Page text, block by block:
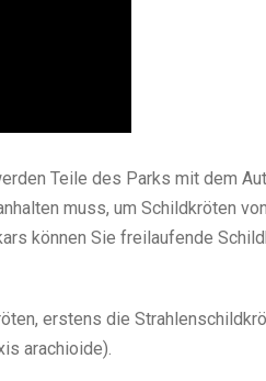
Teile des Parks mit dem
muss, um Schildkröten
können Sie freilaufende
erstens die
arachioide).